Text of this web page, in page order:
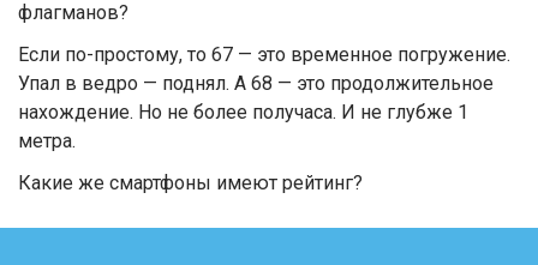
флагманов?
Если по-простому, то 67 — это временное погружение.
Упал в ведро — поднял. А 68 — это продолжительное
нахождение. Но не более получаса. И не глубже 1
метра.
Какие же смартфоны имеют рейтинг?